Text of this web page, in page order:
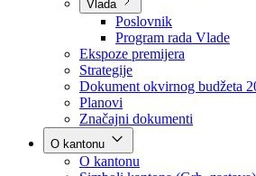
*Zaključci
*Poslanička pitanja
Vlada
Poslovnik
Program rada Vlade
Ekspoze premijera
Strategije
Dokument okvirnog budžeta
Planovi
Značajni dokumenti